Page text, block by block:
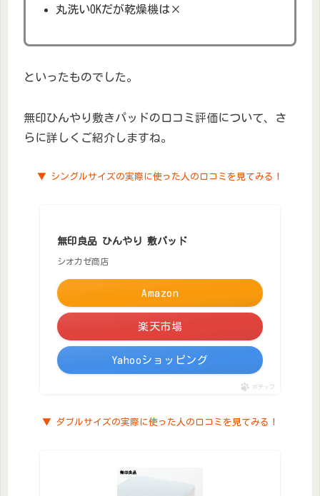
丸洗いOKだが乾燥機は×
といったものでした。
無印ひんやり敷きパッドの口コミ評価について、さ
らに詳しくご紹介しますね。
▼ シングルサイズの実際に使った人の口コミを見てみる！
無印良品 ひんやり 敷パッド
シオカゼ商店
Amazon
楽天市場
Yahooショッピング
ポチップ
▼ ダブルサイズの実際に使った人の口コミを見てみる！